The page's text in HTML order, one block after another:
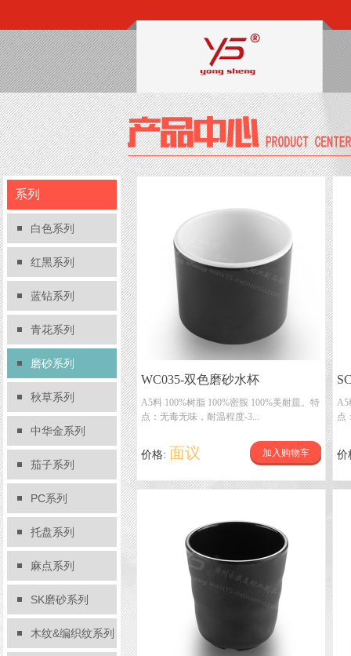
系列
白色系列
红黑系列
蓝钻系列
青花系列
磨砂系列
秋草系列
中华金系列
茄子系列
PC系列
托盘系列
麻点系列
SK磨砂系列
木纹&编织纹系列
WC035-双色磨砂水杯
A5料 100%树脂 100%密胺 100%美耐皿。特
点：无毒无味，耐温程度-3...
价格: 面议 加入购物车
A5
点